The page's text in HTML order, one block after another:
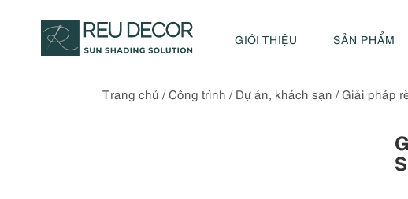
GIỚI THIỆU SẢN PHẨM
Trang chủ /Công trình / Dự án, khách sạn /Giải pháp